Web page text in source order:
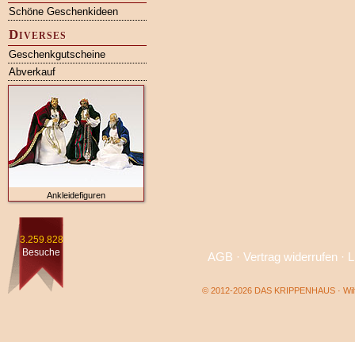
Schöne Geschenkideen
Diverses
Geschenkgutscheine
Abverkauf
Ankleidefiguren
3.259.828
Besuche
AGB · Vertrag widerrufen·
© 2012-2026 DAS KRIPPENHAUS ·